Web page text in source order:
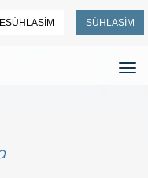
SÚHLASÍM